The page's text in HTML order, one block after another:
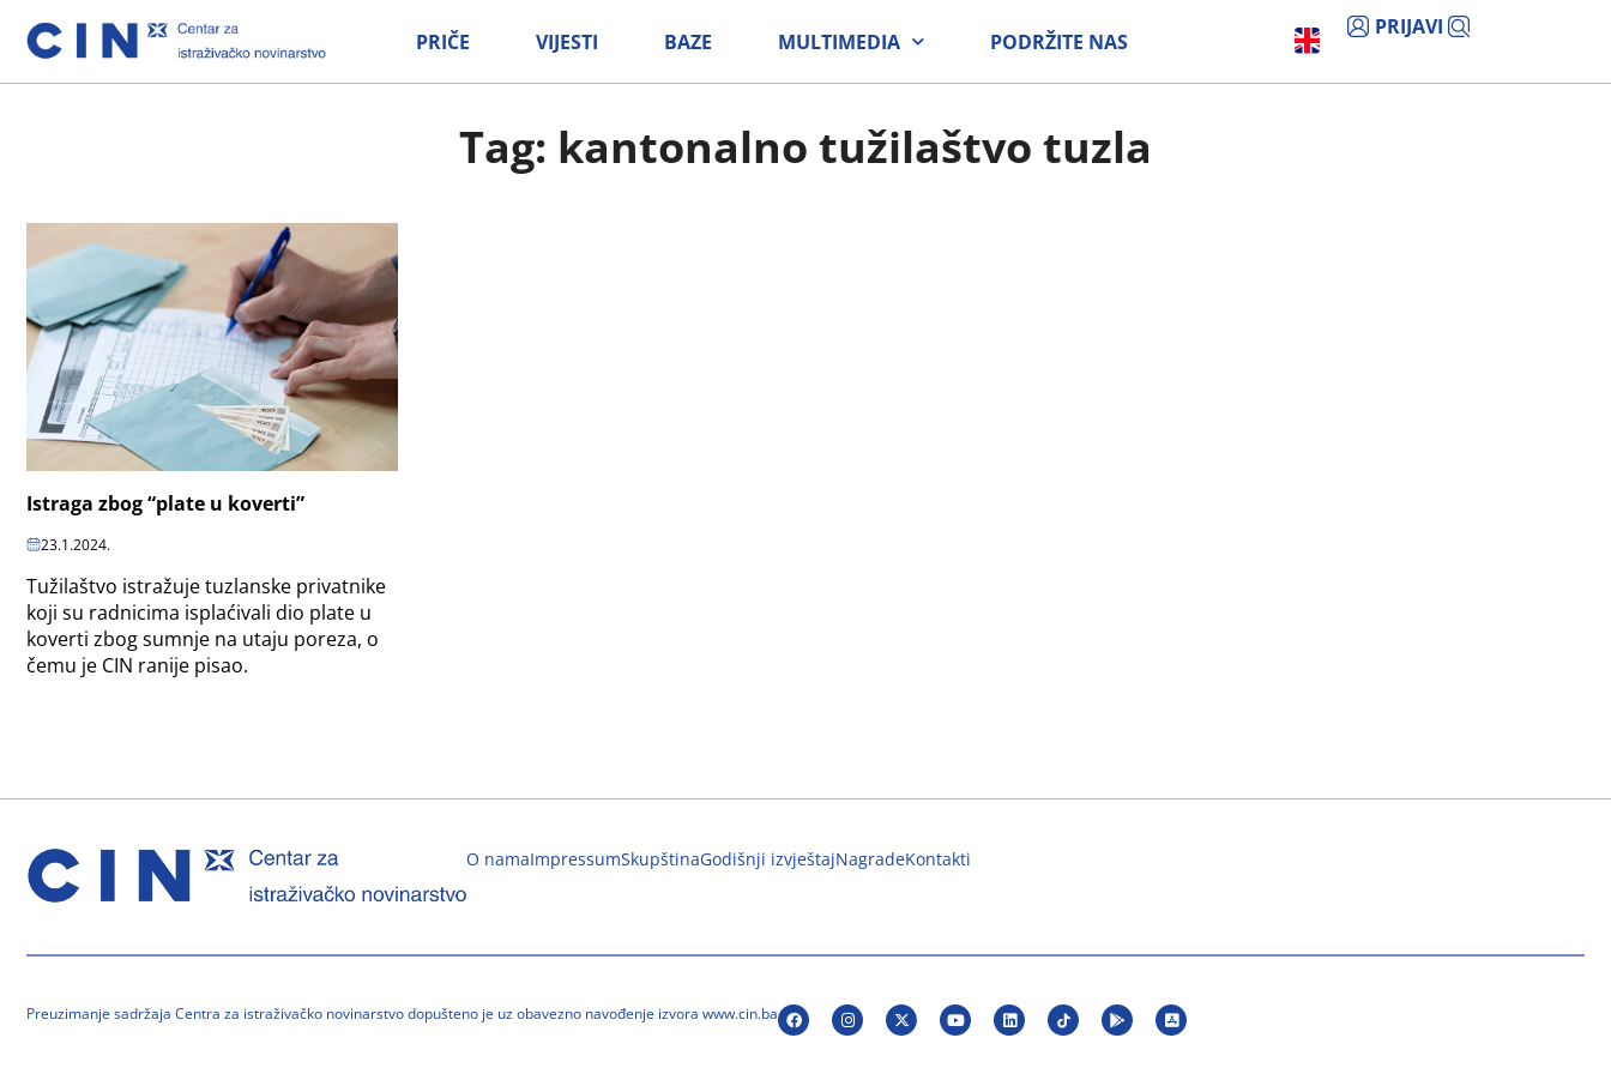
PRIČE VIJESTI BAZE MULTIMEDIA PODRŽITE NAS
PRIJAVI
Tag: kantonalno tužilaštvo tuzla
Istraga zbog “plate u koverti”
23.1.2024.
Tužilaštvo istražuje tuzlanske privatnike
koji su radnicima isplaćivali dio plate u
koverti zbog sumnje na utaju poreza, o
čemu je CIN ranije pisao.
O namaImpressumSkupštinaGodišnji izvještajNagradeKontakti
Preuzimanje sadržaja Centra za istraživačko novinarstvo dopušteno je uz obavezno navođenje izvora www.cin.ba